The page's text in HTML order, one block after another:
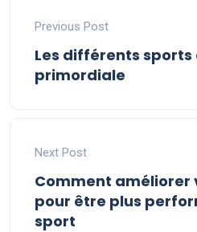
Previous Post
Les différents sports
primordiale
Next Post
Comment améliorer
pour être plus
sport